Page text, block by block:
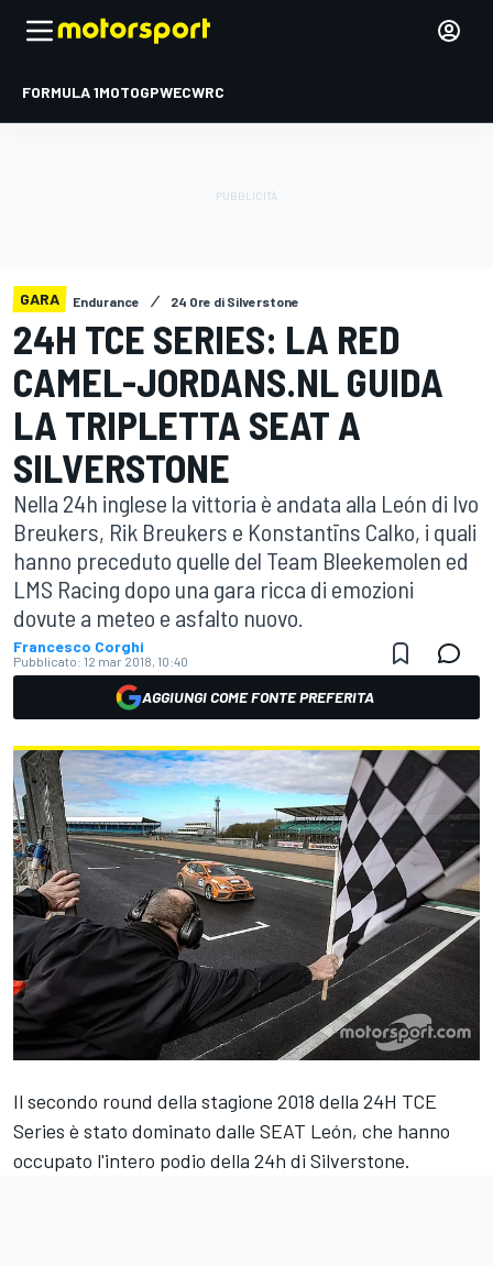
FORMULA 1MOTOGPWECWRC
GARA Endurance 24 Ore di Silverstone
24H TCE SERIES: LA RED
CAMEL-JORDANS.NL GUIDA
LA TRIPLETTA SEAT A
SILVERSTONE
Nella 24h inglese la vittoria è andata alla León di Ivo
Breukers, Rik Breukers e Konstantīns Calko, i quali
hanno preceduto quelle del Team Bleekemolen ed
LMS Racing dopo una gara ricca di emozioni
dovute a meteo e asfalto nuovo.
Francesco Corghi
Pubblicato: 12 mar 2018, 10:40
AGGIUNGI COME FONTE PREFERITA
Il secondo round della stagione 2018 della 24H TCE
Series è stato dominato dalle SEAT León, che hanno
occupato l'intero podio della 24h di Silverstone.